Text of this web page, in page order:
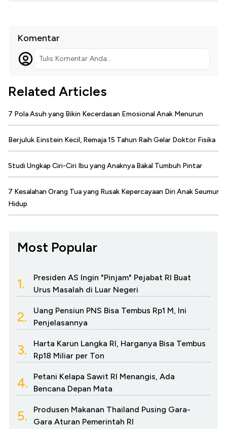
Komentar
Tulis Komentar Anda...
Related Articles
7 Pola Asuh yang Bikin Kecerdasan Emosional Anak Menurun
Berjuluk Einstein Kecil, Remaja 15 Tahun Raih Gelar Doktor Fisika
Studi Ungkap Ciri-Ciri Ibu yang Anaknya Bakal Tumbuh Pintar
7 Kesalahan Orang Tua yang Rusak Kepercayaan Diri Anak Seumur
Hidup
Most Popular
1.
Presiden AS Ingin "Pinjam" Pejabat RI Buat
Urus Masalah di Luar Negeri
2.
Uang Pensiun PNS Bisa Tembus Rp1 M, Ini
Penjelasannya
3.
Harta Karun Langka RI, Harganya Bisa Tembus
Rp18 Miliar per Ton
4.
Petani Kelapa Sawit RI Menangis, Ada
Bencana Depan Mata
5.
Produsen Makanan Thailand Pusing Gara-
Gara Aturan Pemerintah RI